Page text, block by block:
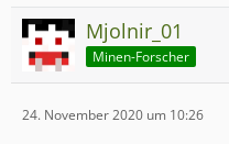
Mjolnir_01
Minen-Forscher
24. November 2020 um 10:26